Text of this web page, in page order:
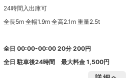
24時間入出庫可
全長5m 全幅1.9m 全高2.1m 重量2.5t
全日 00:00-00:00 20分 200円
全日 駐車後24時間 最大料金1,500円